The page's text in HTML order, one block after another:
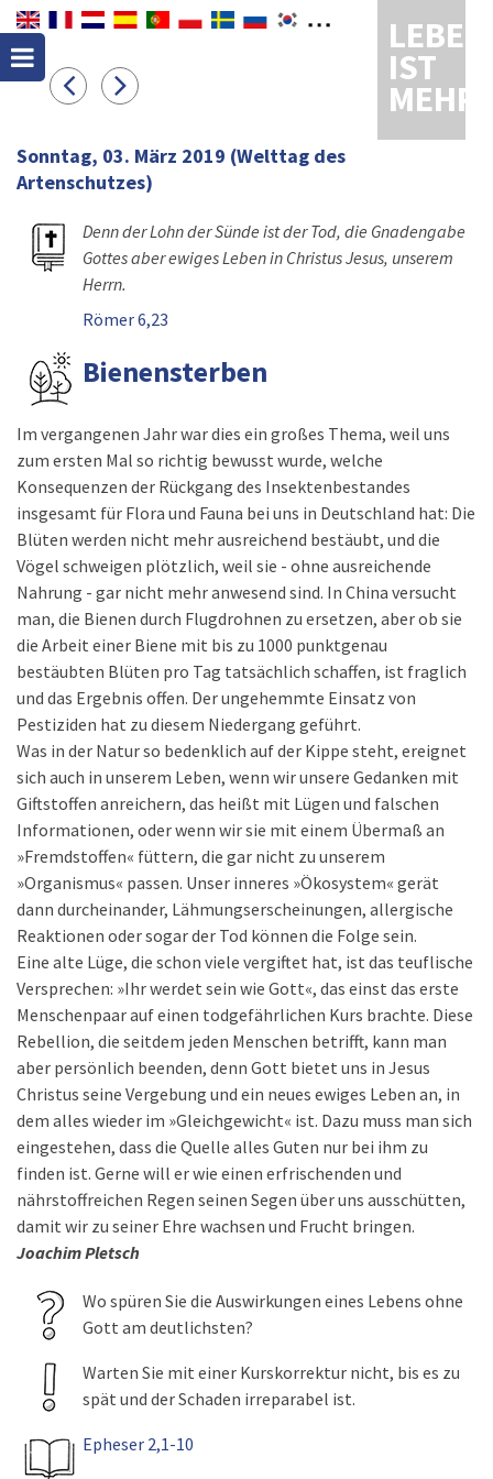
LEBEN
IST
MEHR
Sonntag, 03. März 2019 (Welttag des
Artenschutzes)
Denn der Lohn der Sünde ist der Tod, die Gnadengabe
Gottes aber ewiges Leben in Christus Jesus, unserem
Herrn.
Römer 6,23
Bienensterben
Im vergangenen Jahr war dies ein großes Thema, weil uns
zum ersten Mal so richtig bewusst wurde, welche
Konsequenzen der Rückgang des Insektenbestandes
insgesamt für Flora und Fauna bei uns in Deutschland hat: Die
Blüten werden nicht mehr ausreichend bestäubt, und die
Vögel schweigen plötzlich, weil sie - ohne ausreichende
Nahrung - gar nicht mehr anwesend sind. In China versucht
man, die Bienen durch Flugdrohnen zu ersetzen, aber ob sie
die Arbeit einer Biene mit bis zu 1000 punktgenau
bestäubten Blüten pro Tag tatsächlich schaffen, ist fraglich
und das Ergebnis offen. Der ungehemmte Einsatz von
Pestiziden hat zu diesem Niedergang geführt.
Was in der Natur so bedenklich auf der Kippe steht, ereignet
sich auch in unserem Leben, wenn wir unsere Gedanken mit
Giftstoffen anreichern, das heißt mit Lügen und falschen
Informationen, oder wenn wir sie mit einem Übermaß an
»Fremdstoffen« füttern, die gar nicht zu unserem
»Organismus« passen. Unser inneres »Ökosystem« gerät
dann durcheinander, Lähmungserscheinungen, allergische
Reaktionen oder sogar der Tod können die Folge sein.
Eine alte Lüge, die schon viele vergiftet hat, ist das teuflische
Versprechen: »Ihr werdet sein wie Gott«, das einst das erste
Menschenpaar auf einen todgefährlichen Kurs brachte. Diese
Rebellion, die seitdem jeden Menschen betrifft, kann man
aber persönlich beenden, denn Gott bietet uns in Jesus
Christus seine Vergebung und ein neues ewiges Leben an, in
dem alles wieder im »Gleichgewicht« ist. Dazu muss man sich
eingestehen, dass die Quelle alles Guten nur bei ihm zu
finden ist. Gerne will er wie einen erfrischenden und
nährstoffreichen Regen seinen Segen über uns ausschütten,
damit wir zu seiner Ehre wachsen und Frucht bringen.
Joachim Pletsch
Wo spüren Sie die Auswirkungen eines Lebens ohne
Gott am deutlichsten?
Warten Sie mit einer Kurskorrektur nicht, bis es zu
spät und der Schaden irreparabel ist.
Epheser 2,1-10